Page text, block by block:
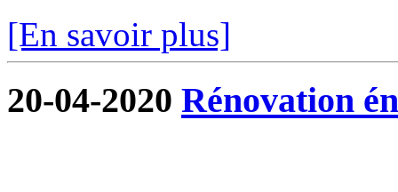
[En savoir plus]
20-04-2020 Rénovation